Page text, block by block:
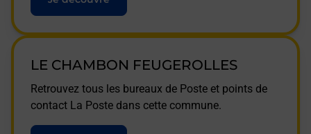
LE CHAMBON FEUGEROLLES
Retrouvez tous les bureaux de Poste et points de
contact La Poste dans cette commune.